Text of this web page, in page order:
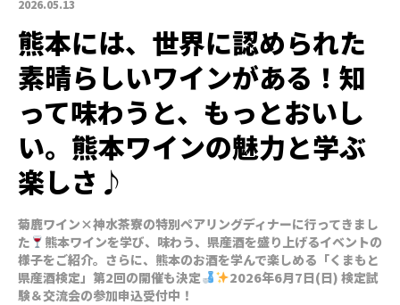
2026.05.13
熊本には、世界に認められた
素晴らしいワインがある！知
って味わうと、もっとおいし
い。熊本ワインの魅力と学ぶ
楽しさ♪
菊鹿ワイン×神水茶寮の特別ペアリングディナーに行ってきまし
た
熊本ワインを学び、味わう、県産酒を盛り上げるイベントの
様子をご紹介。さらに、熊本のお酒を学んで楽しめる「くまもと
県産酒検定」第2回の開催も決定
2026年6月7日(日) 検定試
験＆交流会の参加申込受付中！